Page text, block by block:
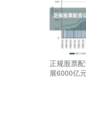
正规股票
展6000亿